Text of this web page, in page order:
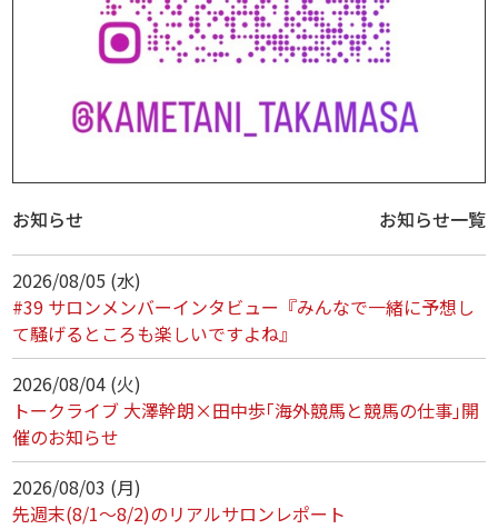
お知らせ お知らせ一覧
2026/08/05 (水)
#39 サロンメンバーインタビュー『みんなで一緒に予想し
て騒げるところも楽しいですよね』
2026/08/04 (火)
トークライブ 大澤幹朗×田中歩｢海外競馬と競馬の仕事｣開
催のお知らせ
2026/08/03 (月)
先週末(8/1～8/2)のリアルサロンレポート